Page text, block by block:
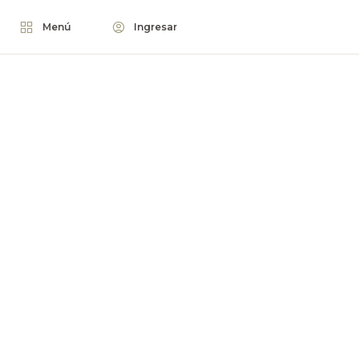
Menú Ingresar